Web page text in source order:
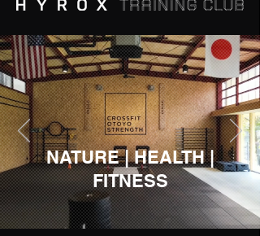
NATURE | HEALTH |
FITNESS